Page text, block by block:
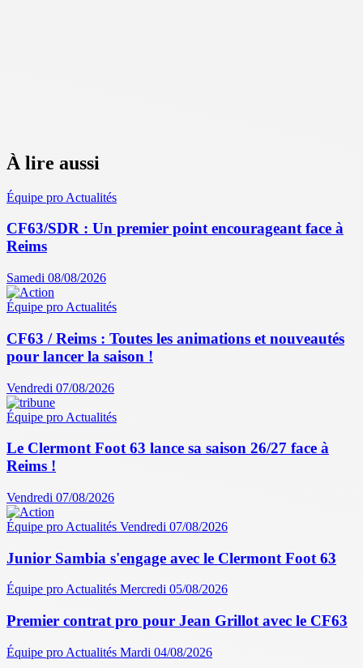
À lire aussi
Équipe pro Actualités
CF63/SDR : Un premier point encourageant face à
Reims
Samedi 08/08/2026
Équipe pro Actualités
CF63 / Reims : Toutes les animations et nouveautés
pour lancer la saison !
Vendredi 07/08/2026
Équipe pro Actualités
Le Clermont Foot 63 lance sa saison 26/27 face à
Reims !
Vendredi 07/08/2026
Équipe pro Actualités Vendredi 07/08/2026
Junior Sambia s'engage avec le Clermont Foot 63
Équipe proActualités Mercredi 05/08/2026
Premier contrat pro pour Jean Grillot avec le CF63
Équipe pro Actualités Mardi 04/08/2026